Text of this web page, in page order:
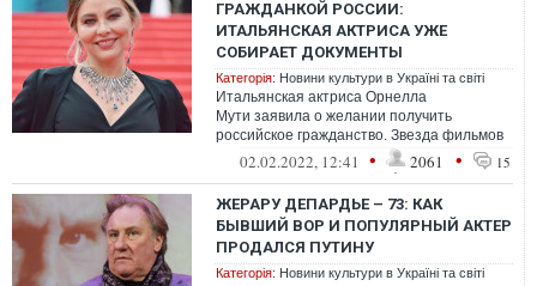
ГРАЖДАНКОЙ РОССИИ:
ИТАЛЬЯНСКАЯ АКТРИСА УЖЕ
СОБИРАЕТ ДОКУМЕНТЫ
Категорія: Новини культури в Україні та світі
Итальянская актриса Орнелла
Мути заявила о желании получить
российское гражданство. Звезда фильмов
"Укрощение строптивого" и "Безумно
влюбленный" уже ...
02.02.2022, 12:41 • 2061 • 15
ЖЕРАРУ ДЕПАРДЬЕ – 73: КАК
БЫВШИЙ ВОР И ПОПУЛЯРНЫЙ АКТЕР
ПРОДАЛСЯ ПУТИНУ
Категорія: Новини культури в Україні та світі